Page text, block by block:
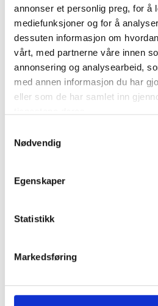
annonser et personlig preg, for å
mediefunksjoner og for å
dessuten informasjon om
vårt, med partnerne våre innen
annonsering og analysearbeid,
med annen informasjon du har
eller som de har samlet inn
Nødvendig
Egenskaper
Statistikk
Markedsføring
VICTRON LiFePO4 Battery 12,8V/
Med integrerad cellbalansering
Kan anslutas parallellt och i serie
mer info
Produktnummer: 62651
Beskrivning